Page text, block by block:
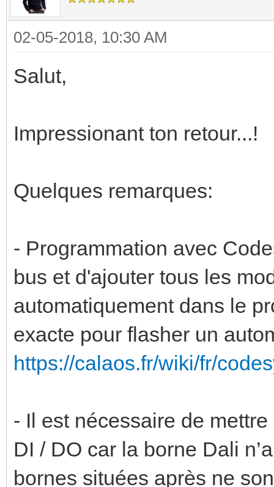
02-05-2018, 10:30 AM
Salut,
Impressionant ton retour...!
Quelques remarques:
- Programmation avec
bus et d'ajouter tous les
automatiquement dans le
exacte pour flasher un
https://calaos.fr/wiki/fr/
- Il est nécessaire de
DI / DO car la borne Dali
bornes situées après ne